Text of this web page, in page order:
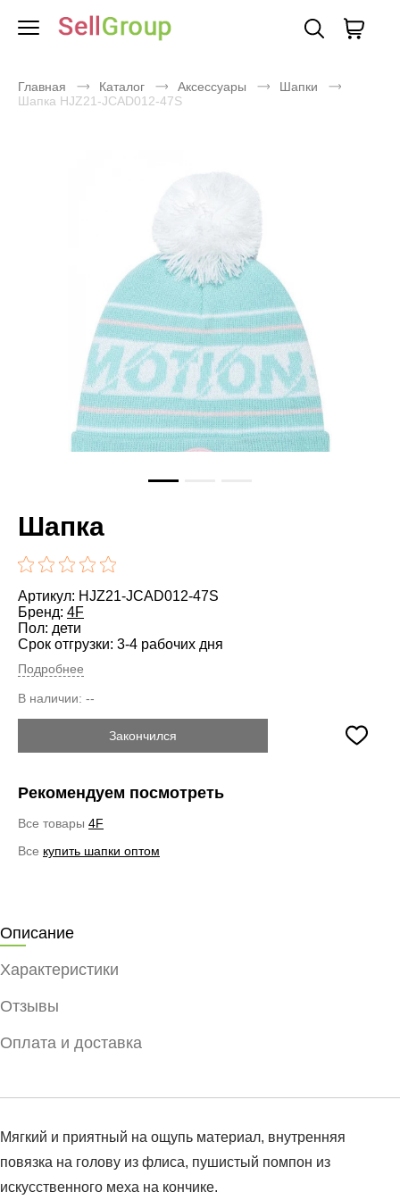
Главная Каталог Аксессуары
Шапки
Шапка HJZ21-JCAD012-47S
Шапка
Артикул: HJZ21-JCAD012-47S
Бренд: 4F
Пол: дети
Срок отгрузки: 3-4 рабочих дня
Подробнее
В наличии: --
Закончился
Рекомендуем посмотреть
Все товары 4F
Все купить шапки оптом
Описание
Характеристики
Отзывы
Оплата и доставка
Мягкий и приятный на ощупь материал, внутренняя
повязка на голову из флиса, пушистый помпон из
искусственного меха на кончике.